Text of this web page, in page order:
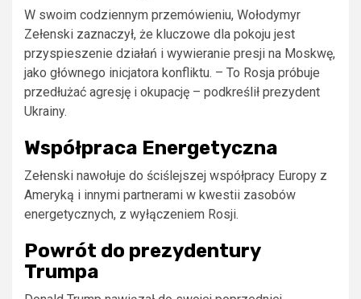
W swoim codziennym przemówieniu, Wołodymyr
Zełenski zaznaczył, że kluczowe dla pokoju jest
przyspieszenie działań i wywieranie presji na Moskwę,
jako głównego inicjatora konfliktu. – To Rosja próbuje
przedłużać agresję i okupację – podkreślił prezydent
Ukrainy.
Współpraca Energetyczna
Zełenski nawołuje do ściślejszej współpracy Europy z
Ameryką i innymi partnerami w kwestii zasobów
energetycznych, z wyłączeniem Rosji.
Powrót do prezydentury
Trumpa